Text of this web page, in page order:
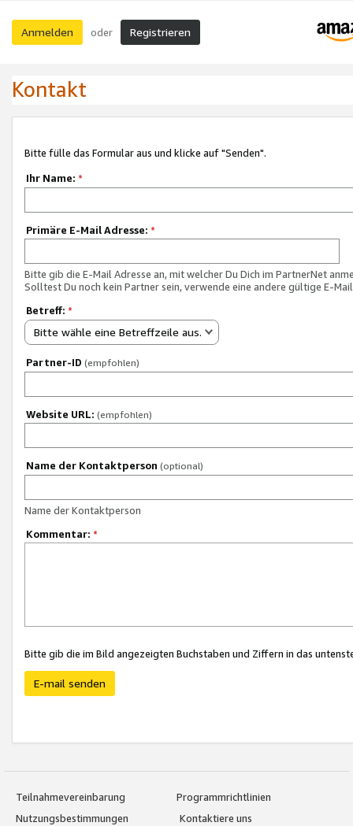
Anmelden oder Registrieren
Kontakt
Bitte fülle das Formular aus und klicke auf "Senden".
Ihr Name: *
Primäre E-Mail Adresse: *
Bitte gib die E-Mail Adresse an, mit welcher Du Dich im PartnerNet
Solltest Du noch kein Partner sein, verwende eine andere gültige E-
Betreff: *
Bitte wähle eine Betreffzeile aus.
Partner-ID (empfohlen)
Website URL: (empfohlen)
Name der Kontaktperson (optional)
Name der Kontaktperson
Kommentar: *
Bitte gib die im Bild angezeigten Buchstaben und Ziffern in das
E-mail senden
Teilnahmevereinbarung
Programmrichtlinien
Nutzungsbestimmungen
Kontaktiere uns